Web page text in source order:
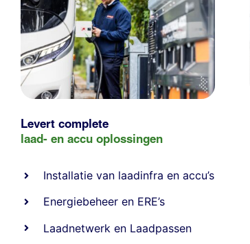
Levert complete
laad- en accu oplossingen
Installatie van laadinfra en accu’s
Energiebeheer en ERE’s
Laadnetwerk en Laadpassen